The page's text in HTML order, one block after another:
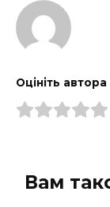
Оцініть автора
Вам